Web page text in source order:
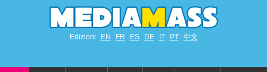
Edizioni EN FR ES DE IT PT 中文